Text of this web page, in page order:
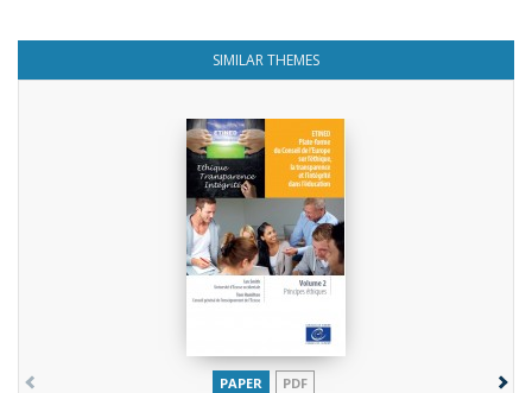
SIMILAR THEMES
PAPER PDF